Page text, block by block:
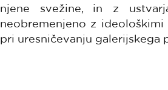
njene svežine, in z
neobremenjeno z
pri uresničevanju galerijskega